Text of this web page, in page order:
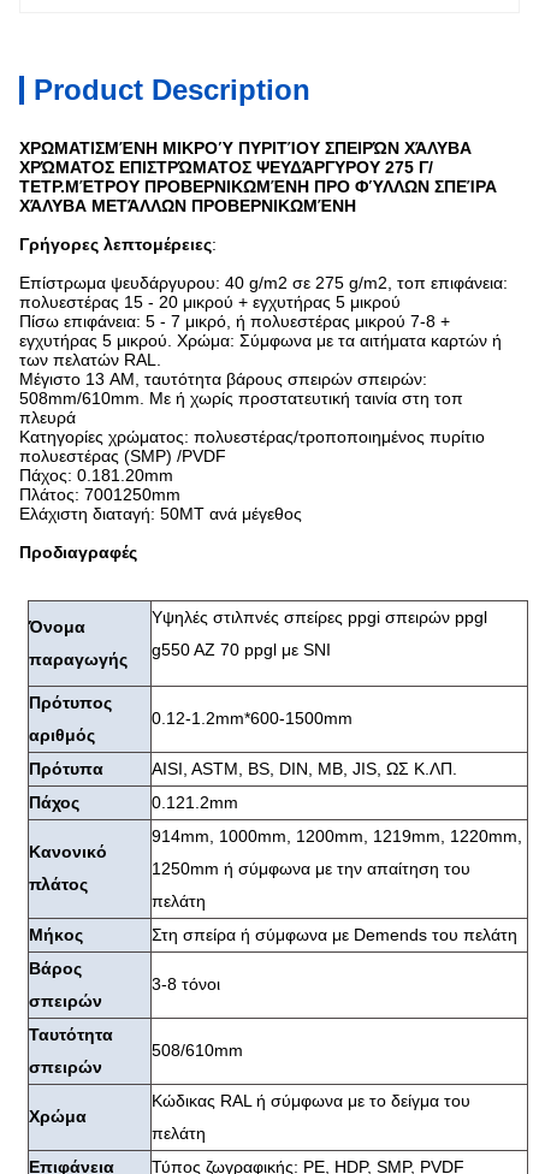
Product Description
ΧΡΩΜΑΤΙΣΜΈΝΗ ΜΙΚΡΟΎ ΠΥΡΙΤΊΟΥ ΣΠΕΙΡΏΝ ΧΆΛΥΒΑ
ΧΡΏΜΑΤΟΣ ΕΠΙΣΤΡΏΜΑΤΟΣ ΨΕΥΔΆΡΓΥΡΟΥ 275 Γ/
ΤΕΤΡ.ΜΈΤΡΟΥ ΠΡΟΒΕΡΝΙΚΩΜΈΝΗ ΠΡΟ ΦΎΛΛΩΝ ΣΠΕΊΡΑ
ΧΆΛΥΒΑ ΜΕΤΆΛΛΩΝ ΠΡΟΒΕΡΝΙΚΩΜΈΝΗ
Γρήγορες λεπτομέρειες:
Επίστρωμα ψευδάργυρου: 40 g/m2 σε 275 g/m2, τοπ επιφάνεια:
πολυεστέρας 15 - 20 μικρού + εγχυτήρας 5 μικρού
Πίσω επιφάνεια: 5 - 7 μικρό, ή πολυεστέρας μικρού 7-8 +
εγχυτήρας 5 μικρού. Χρώμα: Σύμφωνα με τα αιτήματα καρτών ή
των πελατών RAL.
Μέγιστο 13 ΑΜ, ταυτότητα βάρους σπειρών σπειρών:
508mm/610mm. Με ή χωρίς προστατευτική ταινία στη τοπ
πλευρά
Κατηγορίες χρώματος: πολυεστέρας/τροποποιημένος πυρίτιο
πολυεστέρας (SMP) /PVDF
Πάχος: 0.181.20mm
Πλάτος: 7001250mm
Ελάχιστη διαταγή: 50MT ανά μέγεθος
Προδιαγραφές
Όνομα
παραγωγής
Υψηλές στιλπνές σπείρες ppgi σπειρών ppgl
g550 AZ 70 ppgl με SNI
Πρότυπος
αριθμός
0.12-1.2mm*600-1500mm
Πρότυπα
AISI, ASTM, BS, DIN, ΜΒ, JIS, ΩΣ Κ.ΛΠ.
Πάχος
0.121.2mm
Κανονικό
πλάτος
914mm, 1000mm, 1200mm, 1219mm, 1220mm,
1250mm ή σύμφωνα με την απαίτηση του
πελάτη
Μήκος
Στη σπείρα ή σύμφωνα με Demends του πελάτη
Βάρος
σπειρών
3-8 τόνοι
Ταυτότητα
σπειρών
508/610mm
Χρώμα
Κώδικας RAL ή σύμφωνα με το δείγμα του
πελάτη
Επιφάνεια
Τύπος ζωγραφικής: PE, HDP, SMP, PVDF